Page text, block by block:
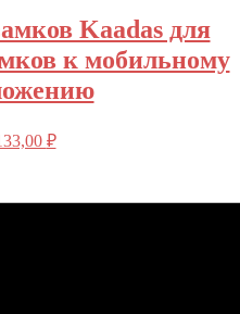
Kaadas для
к мобильному
₽